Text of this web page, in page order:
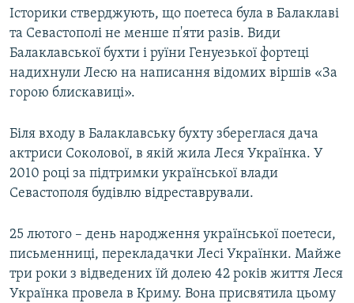
Історики стверджують, що поетеса була в Балаклаві
та Севастополі не менше п'яти разів. Види
Балаклавської бухти і руїни Генуезької фортеці
надихнули Лесю на написання відомих віршів «За
горою блискавицi».
Біля входу в Балаклавську бухту збереглася дача
актриси Соколової, в якій жила Леся Українка. У
2010 році за підтримки української влади
Севастополя будівлю відреставрували.
25 лютого – день народження української поетеси,
письменниці, перекладачки Лесі Українки. Майже
три роки з відведених їй долею 42 років життя Леся
Українка провела в Криму. Вона присвятила цьому